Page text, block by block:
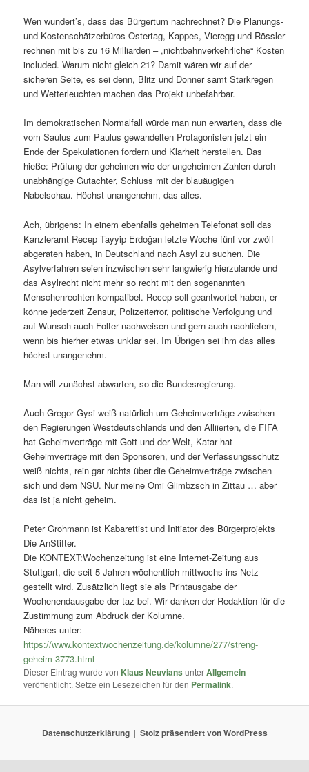
Wen wundert’s, dass das Bürgertum nachrechnet? Die Planungs-
und Kostenschätzerbüros Ostertag, Kappes, Vieregg und Rössler
rechnen mit bis zu 16 Milliarden – „nichtbahnverkehrliche“ Kosten
included. Warum nicht gleich 21? Damit wären wir auf der
sicheren Seite, es sei denn, Blitz und Donner samt Starkregen
und Wetterleuchten machen das Projekt unbefahrbar.
Im demokratischen Normalfall würde man nun erwarten, dass die
vom Saulus zum Paulus gewandelten Protagonisten jetzt ein
Ende der Spekulationen fordern und Klarheit herstellen. Das
hieße: Prüfung der geheimen wie der ungeheimen Zahlen durch
unabhängige Gutachter, Schluss mit der blauäugigen
Nabelschau. Höchst unangenehm, das alles.
Ach, übrigens: In einem ebenfalls geheimen Telefonat soll das
Kanzleramt Recep Tayyip Erdoğan letzte Woche fünf vor zwölf
abgeraten haben, in Deutschland nach Asyl zu suchen. Die
Asylverfahren seien inzwischen sehr langwierig hierzulande und
das Asylrecht nicht mehr so recht mit den sogenannten
Menschenrechten kompatibel. Recep soll geantwortet haben, er
könne jederzeit Zensur, Polizeiterror, politische Verfolgung und
auf Wunsch auch Folter nachweisen und gern auch nachliefern,
wenn bis hierher etwas unklar sei. Im Übrigen sei ihm das alles
höchst unangenehm.
Man will zunächst abwarten, so die Bundesregierung.
Auch Gregor Gysi weiß natürlich um Geheimverträge zwischen
den Regierungen Westdeutschlands und den Alliierten, die FIFA
hat Geheimverträge mit Gott und der Welt, Katar hat
Geheimverträge mit den Sponsoren, und der Verfassungsschutz
weiß nichts, rein gar nichts über die Geheimverträge zwischen
sich und dem NSU. Nur meine Omi Glimbzsch in Zittau … aber
das ist ja nicht geheim.
Peter Grohmann ist Kabarettist und Initiator des Bürgerprojekts
Die AnStifter.
Die KONTEXT:Wochenzeitung ist eine Internet-Zeitung aus
Stuttgart, die seit 5 Jahren wöchentlich mittwochs ins Netz
gestellt wird. Zusätzlich liegt sie als Printausgabe der
Wochenendausgabe der taz bei. Wir danken der Redaktion für die
Zustimmung zum Abdruck der Kolumne.
Näheres unter:
https://www.kontextwochenzeitung.de/kolumne/277/streng-
geheim-3773.html
Dieser Eintrag wurde von Klaus Neuvians unterAllgemein
veröffentlicht. Setze ein Lesezeichen für den Permalink.
Datenschutzerklärung Stolz präsentiert von WordPress